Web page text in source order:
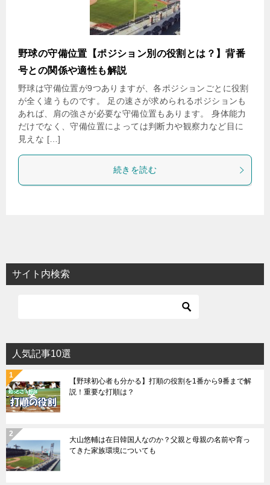
野球の守備位置【ポジション別の役割とは？】背番
号との関係や適性も解説
野球は守備位置が9つありますが、各ポジションごとに役割
が全く違うものです。 足の速さが求められるポジションも
あれば、肩の強さが必要な守備位置もあります。 身体能力
だけでなく、守備位置によっては判断力や観察力など目に
見えな […]
続きを読む
サイト内検索
人気記事10選
【野球初心者も分かる】打順の役割を1番から9番まで解
説！重要な打順は？
大山悠輔は在日韓国人なのか？父親と母親の名前や育っ
てきた家族環境についても